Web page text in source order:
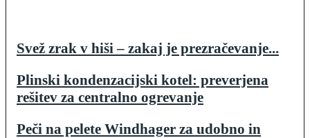
Svež zrak v hiši – zakaj je prezračevanje...
Plinski kondenzacijski kotel: preverjena
rešitev za centralno ogrevanje
Peči na pelete Windhager za udobno in